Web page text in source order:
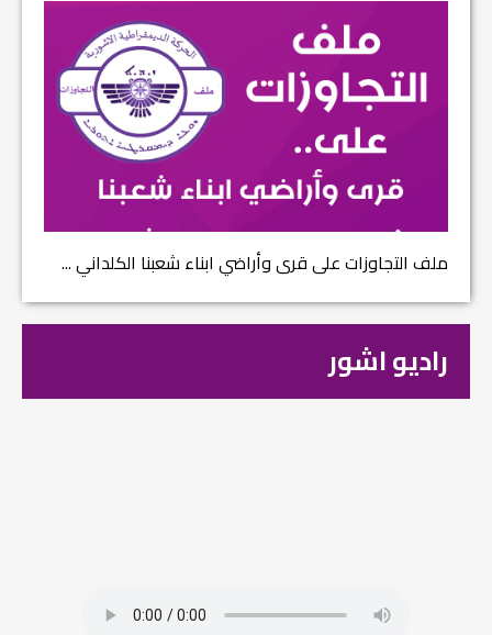
ملف التجاوزات على قرى وأراضي ابناء شعبنا الكلداني ...
راديو اشور